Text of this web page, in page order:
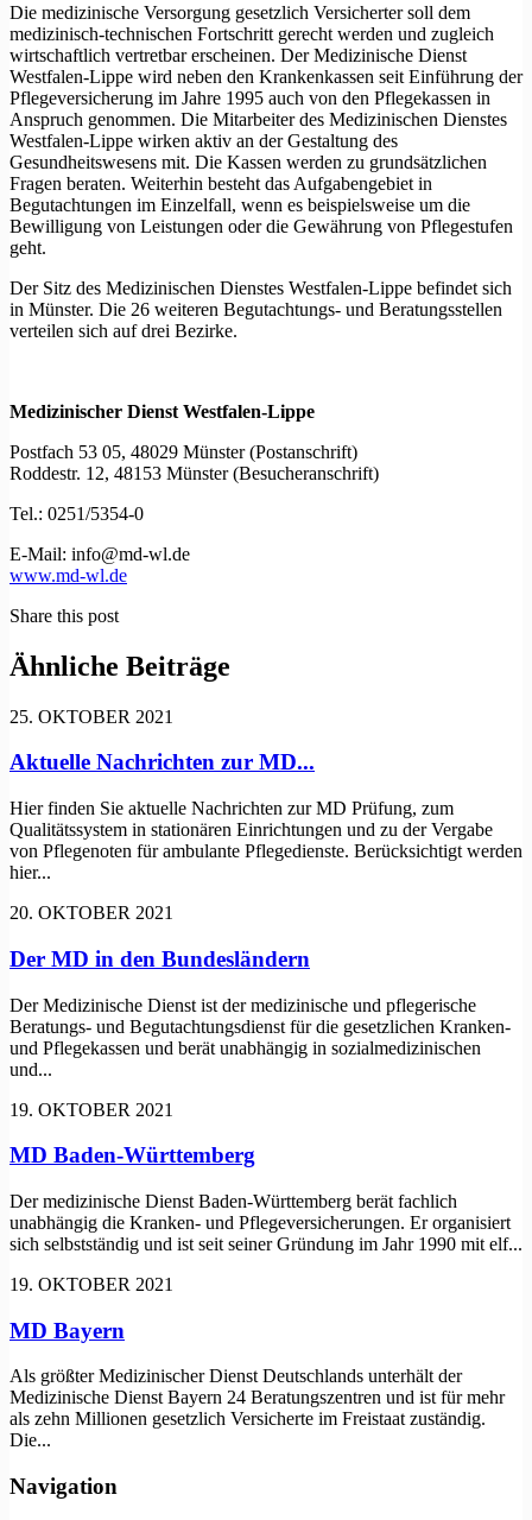
Die medizinische Versorgung gesetzlich Versicherter soll dem
medizinisch-technischen Fortschritt gerecht werden und zugleich
wirtschaftlich vertretbar erscheinen. Der Medizinische Dienst
Westfalen-Lippe wird neben den Krankenkassen seit Einführung der
Pflegeversicherung im Jahre 1995 auch von den Pflegekassen in
Anspruch genommen. Die Mitarbeiter des Medizinischen Dienstes
Westfalen-Lippe wirken aktiv an der Gestaltung des
Gesundheitswesens mit. Die Kassen werden zu grundsätzlichen
Fragen beraten. Weiterhin besteht das Aufgabengebiet in
Begutachtungen im Einzelfall, wenn es beispielsweise um die
Bewilligung von Leistungen oder die Gewährung von Pflegestufen
geht.
Der Sitz des Medizinischen Dienstes Westfalen-Lippe befindet sich
in Münster. Die 26 weiteren Begutachtungs- und Beratungsstellen
verteilen sich auf drei Bezirke.
Medizinischer Dienst Westfalen-Lippe
Postfach 53 05, 48029 Münster (Postanschrift)
Roddestr. 12, 48153 Münster (Besucheranschrift)
Tel.: 0251/5354-0
E-Mail: info@md-wl.de
www.md-wl.de
Share this post
Ähnliche Beiträge
25. OKTOBER 2021
Aktuelle Nachrichten zur MD...
Hier finden Sie aktuelle Nachrichten zur MD Prüfung, zum
Qualitätssystem in stationären Einrichtungen und zu der Vergabe
von Pflegenoten für ambulante Pflegedienste. Berücksichtigt werden
hier...
20. OKTOBER 2021
Der MD in den Bundesländern
Der Medizinische Dienst ist der medizinische und pflegerische
Beratungs- und Begutachtungsdienst für die gesetzlichen Kranken-
und Pflegekassen und berät unabhängig in sozialmedizinischen
und...
19. OKTOBER 2021
MD Baden-Württemberg
Der medizinische Dienst Baden-Württemberg berät fachlich
unabhängig die Kranken- und Pflegeversicherungen. Er organisiert
sich selbstständig und ist seit seiner Gründung im Jahr 1990 mit elf...
19. OKTOBER 2021
MD Bayern
Als größter Medizinischer Dienst Deutschlands unterhält der
Medizinische Dienst Bayern 24 Beratungszentren und ist für mehr
als zehn Millionen gesetzlich Versicherte im Freistaat zuständig.
Die...
Navigation